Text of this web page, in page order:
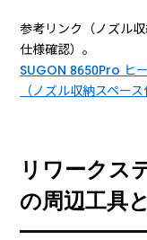
参考リンク（ノズル
仕様確認）。
SUGON 8650Pro ヒ
（ノズル収納スペー
リワークス
の周辺工具